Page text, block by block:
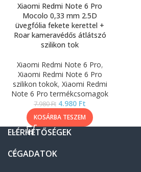
Xiaomi Redmi Note 6 Pro
Mocolo 0,33 mm 2.5D
üvegfólia fekete kerettel +
Roar kameravédős átlátszó
szilikon tok
Xiaomi Redmi Note 6 Pro,
Xiaomi Redmi Note 6 Pro
szilikon tokok, Xiaomi Redmi
Note 6 Pro termékcsomagok
7.980Ft 4.980 Ft
KOSÁRBA TESZEM
ELÉRHETŐSÉGEK
CÉGADATOK